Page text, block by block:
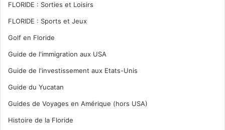
FLORIDE : Sorties et Loisirs
FLORIDE : Sports et Jeux
Golf en Floride
Guide de l'immigration aux USA
Guide de l'investissement aux Etats-Unis
Guide du Yucatan
Guides de Voyages en Amérique (hors USA)
Histoire de la Floride